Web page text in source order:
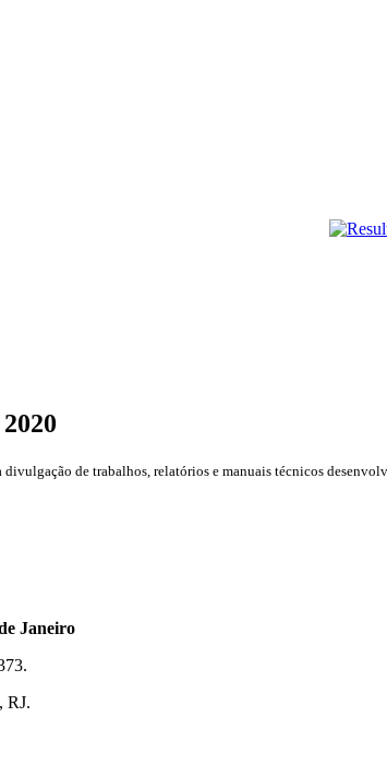
de trabalhos, relatórios e manuais técnicos
Janeiro
RJ.